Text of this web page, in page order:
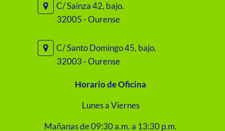
C/ Sainza 42, bajo.
32005 - Ourense
C/ Santo Domingo 45, bajo.
32003 - Ourense
Horario de Oficina
Lunes a Viernes
Mañanas de 09:30 a.m. a 13:30 p.m.